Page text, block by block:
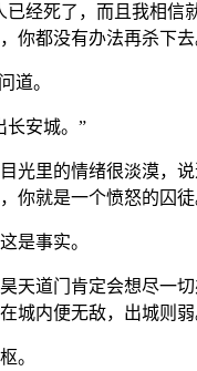
已经死了，而且我相信
你都没有办法再杀下去
道。
长安城。”
光里的情绪很淡漠，
你就是一个愤怒的囚徒
是事实。
天道门肯定会想尽一
城内便无敌，出城则弱
。